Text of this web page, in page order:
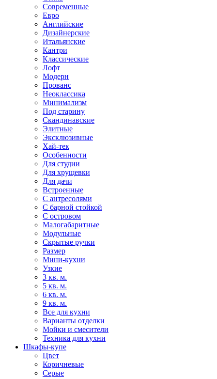
Современные
Евро
Английские
Дизайнерские
Итальянские
Кантри
Классические
Лофт
Модерн
Прованс
Неоклассика
Минимализм
Под старину
Скандинавские
Элитные
Эксклюзивные
Хай-тек
Особенности
Для студии
Для хрущевки
Для дачи
Встроенные
С антресолями
С барной стойкой
С островом
Малогабаритные
Модульные
Скрытые ручки
Размер
Мини-кухни
Узкие
3 кв. м.
5 кв. м.
6 кв. м.
9 кв. м.
Все для кухни
Варианты отделки
Мойки и смесители
Техника для кухни
Шкафы-купе
Цвет
Коричневые
Серые